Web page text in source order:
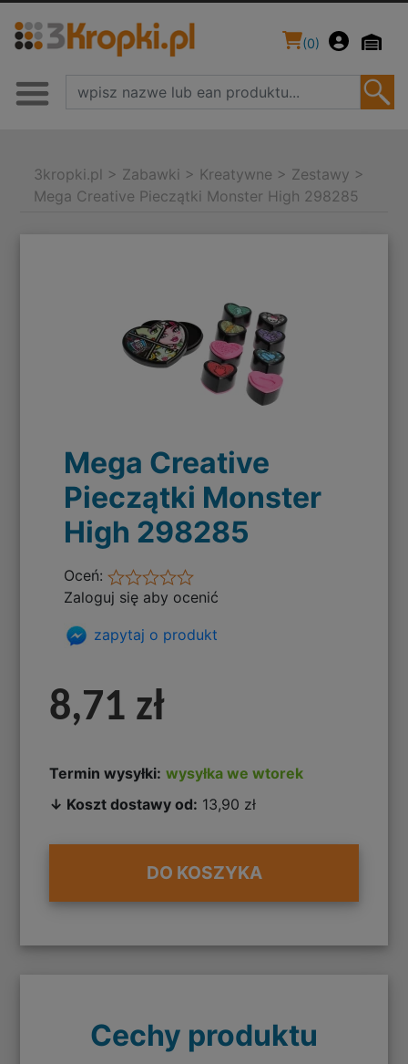
(0)
3kropki.pl > Zabawki > Kreatywne > Zestawy >
Mega Creative Pieczątki Monster High 298285
Mega Creative
Pieczątki Monster
High 298285
Oceń:
Zaloguj się aby ocenić
zapytaj o produkt
8,71 zł
Termin wysyłki: wysyłka we wtorek
↓ Koszt dostawy od: 13,90 zł
DO KOSZYKA
Cechy produktu